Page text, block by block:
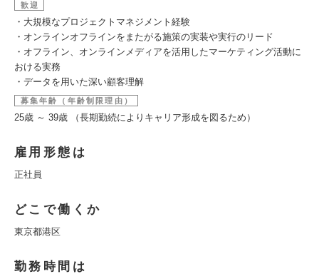
歓迎
・大規模なプロジェクトマネジメント経験
・オンラインオフラインをまたがる施策の実装や実行のリード
・オフライン、オンラインメディアを活用したマーケティング活動に
おける実務
・データを用いた深い顧客理解
募集年齢（年齢制限理由）
25歳 ～ 39歳 （長期勤続によりキャリア形成を図るため）
雇用形態は
正社員
どこで働くか
東京都港区
勤務時間は